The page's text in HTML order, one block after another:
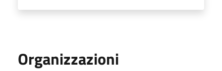
Organizzazioni